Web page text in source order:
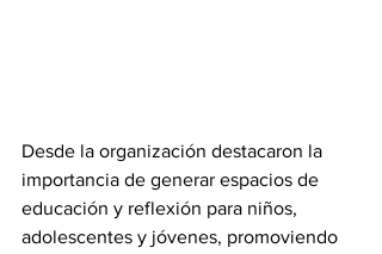
Desde la organización destacaron la
importancia de generar espacios de
educación y reflexión para niños,
adolescentes y jóvenes, promoviendo